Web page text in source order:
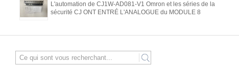
L'automation de CJ1W-AD081-V1 Omron et les séries de la
sécurité CJ ONT ENTRÉ L'ANALOGUE du MODULE 8
search